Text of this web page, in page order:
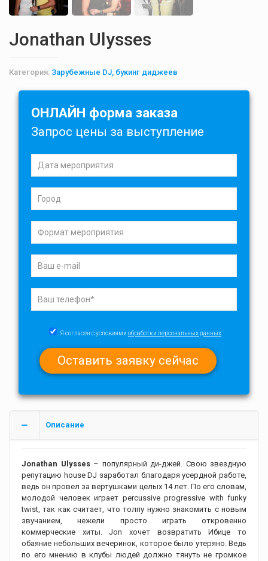
Jonathan Ulysses
Категория: Зарубежные DJ, букинг диджеев
ОНЛАЙН форма заказа
Запрос цены за выступление
Я согласен с условиями обработки персональных данных
Описание
Jonathan Ulysses– популярный ди-джей. Свою звездную
репутацию house DJ заработал благодаря усердной работе,
ведь он провел за вертушками целых 14 лет. По его словам,
молодой человек играет percussive progressive with funky
twist, так как считает, что толпу нужно знакомить с новым
звучанием, нежели просто играть откровенно
коммерческие хиты. Jon хочет возвратить Ибице то
обаяние небольших вечеринок, которое было утеряно. Ведь
по его мнению в клубы людей должно тянуть не громкое